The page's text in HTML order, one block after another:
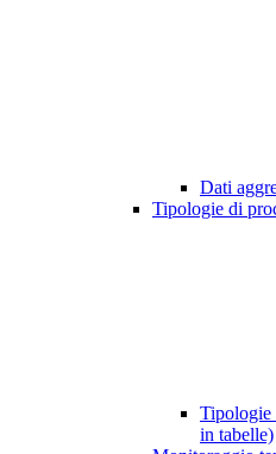
Dati
Tipologie di
Tipologie
in tabelle)